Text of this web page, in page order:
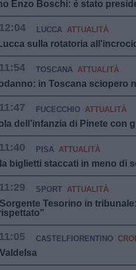
Enzo Boschi: è stato
LUCCA ATTUALITÀ
sulla rotatoria
TOSCANA ATTUALITÀ
in Toscana sciopero
FUCECCHIO ATTUALITÀ
dell’infanzia di Pinete con
PISA ATTUALITÀ
biglietti staccati in meno di
SPORT ATTUALITÀ
Tesorino in
CASTELFIORENTINO